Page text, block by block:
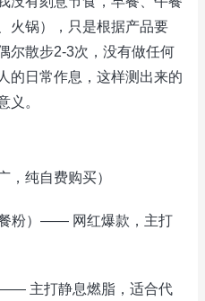
火锅），只是根据产品要
尔散步2-3次，没有做任何
的日常作息，这样测出来的
义。
纯自费购买）
粉）—— 网红爆款，主打
主打静息燃脂，适合代